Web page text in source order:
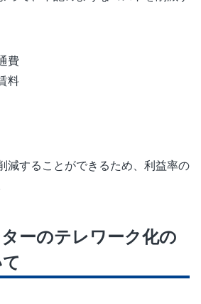
費
料
減することができるため、利益率の
ーのテレワーク化の